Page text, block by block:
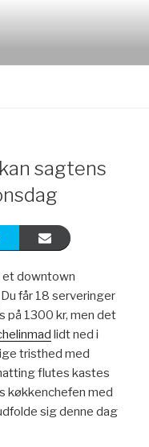
sagtens
et downtown
Du får 18 serveringer
på 1300 kr, men det
lidt ned i
tristhed med
flutes kastes
køkkenchefen med
sig denne dag